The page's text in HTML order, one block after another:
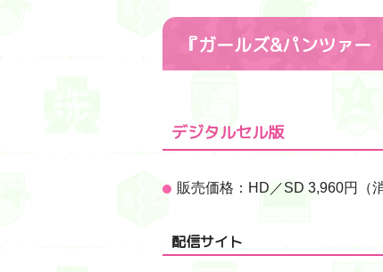
『ガールズ&パンツァ
デジタルセル版
販売価格：HD／SD 3,960円（
配信サイト